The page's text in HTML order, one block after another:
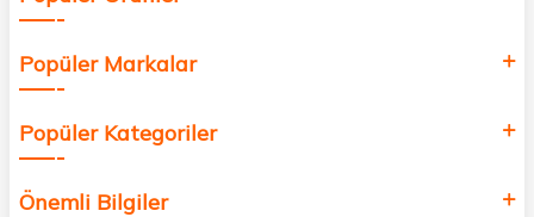
Popüler Markalar
Popüler Kategoriler
Önemli Bilgiler